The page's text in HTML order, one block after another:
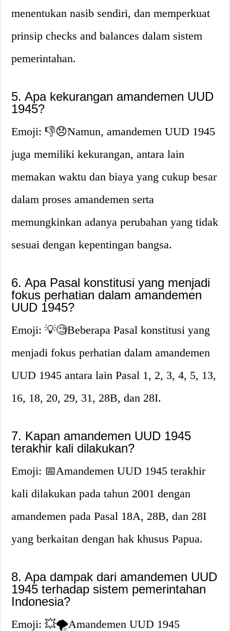
menentukan nasib sendiri, dan memperkuat
prinsip checks and balances dalam sistem
pemerintahan.
5. Apa kekurangan amandemen UUD
1945?
Emoji: 👎😞Namun, amandemen UUD 1945
juga memiliki kekurangan, antara lain
memakan waktu dan biaya yang cukup besar
dalam proses amandemen serta
memungkinkan adanya perubahan yang tidak
sesuai dengan kepentingan bangsa.
6. Apa Pasal konstitusi yang menjadi
fokus perhatian dalam amandemen
UUD 1945?
Emoji: 💡🧐Beberapa Pasal konstitusi yang
menjadi fokus perhatian dalam amandemen
UUD 1945 antara lain Pasal 1, 2, 3, 4, 5, 13,
16, 18, 20, 29, 31, 28B, dan 28I.
7. Kapan amandemen UUD 1945
terakhir kali dilakukan?
Emoji: 📅Amandemen UUD 1945 terakhir
kali dilakukan pada tahun 2001 dengan
amandemen pada Pasal 18A, 28B, dan 28I
yang berkaitan dengan hak khusus Papua.
8. Apa dampak dari amandemen UUD
1945 terhadap sistem pemerintahan
Indonesia?
Emoji: 💥🌪️Amandemen UUD 1945